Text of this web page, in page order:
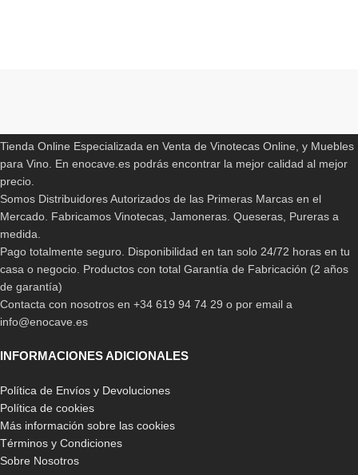
Tienda Online Especializada en Venta de Vinotecas Online, y Muebles
para Vino. En enocave.es podrás encontrar la mejor calidad al mejor
precio.
Somos Distribuidores Autorizados de las Primeras Marcas en el
Mercado. Fabricamos Vinotecas, Jamoneras. Queseras, Pureras a
medida.
Pago totalmente seguro. Disponibilidad en tan solo 24/72 horas en tu
casa o negocio. Productos con total Garantía de Fabricación (2 años
de garantía)
Contacta con nosotros en +34 619 94 74 29 o por email a
info@enocave.es
INFORMACIONES ADICIONALES
Política de Envíos y Devoluciones
Política de cookies
Más información sobre las cookies
Términos y Condiciones
Sobre Nosotros